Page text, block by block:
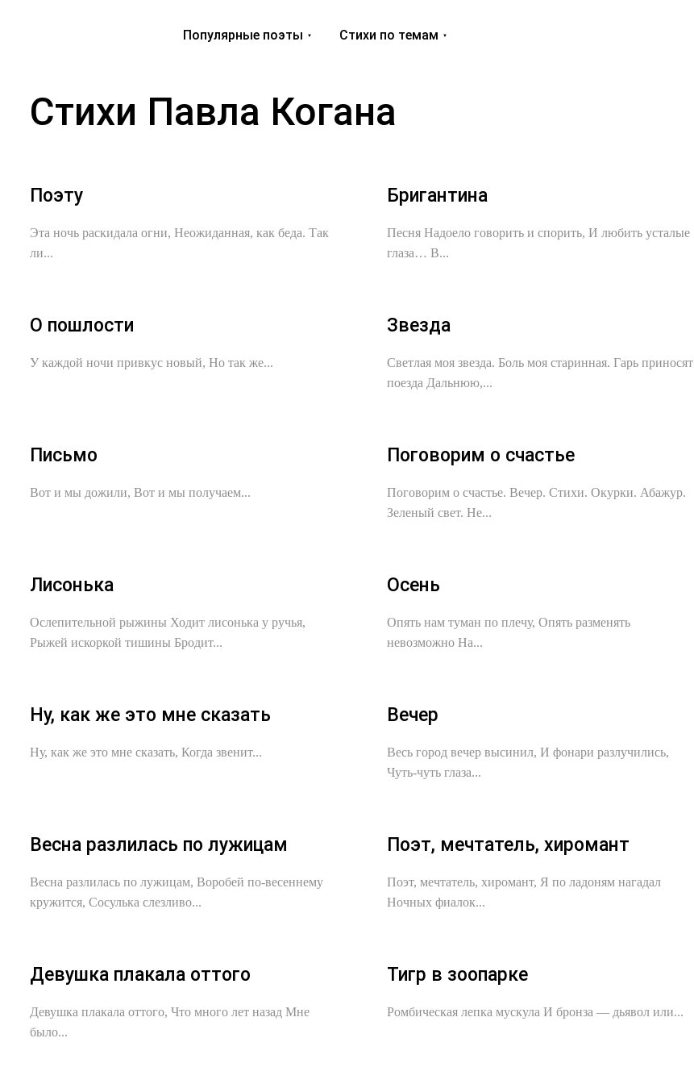
Популярные поэты Стихи по темам
Стихи Павла Когана
Поэту
Эта ночь раскидала огни, Неожиданная, как беда. Так
ли...
Бригантина
Песня Надоело говорить и спорить, И любить усталые
глаза… В...
О пошлости
У каждой ночи привкус новый, Но так же...
Звезда
Светлая моя звезда. Боль моя старинная. Гарь приносят
поезда Дальнюю,...
Письмо
Вот и мы дожили, Вот и мы получаем...
Поговорим о счастье
Поговорим о счастье. Вечер. Стихи. Окурки. Абажур.
Зеленый свет. Не...
Лисонька
Ослепительной рыжины Ходит лисонька у ручья,
Рыжей искоркой тишины Бродит...
Осень
Опять нам туман по плечу, Опять разменять
невозможно На...
Ну, как же это мне сказать
Ну, как же это мне сказать, Когда звенит...
Вечер
Весь город вечер высинил, И фонари разлучились,
Чуть-чуть глаза...
Весна разлилась по лужицам
Весна разлилась по лужицам, Воробей по-весеннему
кружится, Сосулька слезливо...
Поэт, мечтатель, хиромант
Поэт, мечтатель, хиромант, Я по ладоням нагадал
Ночных фиалок...
Девушка плакала оттого
Девушка плакала оттого, Что много лет назад Мне
было...
Тигр в зоопарке
Ромбическая лепка мускула И бронза — дьявол или...